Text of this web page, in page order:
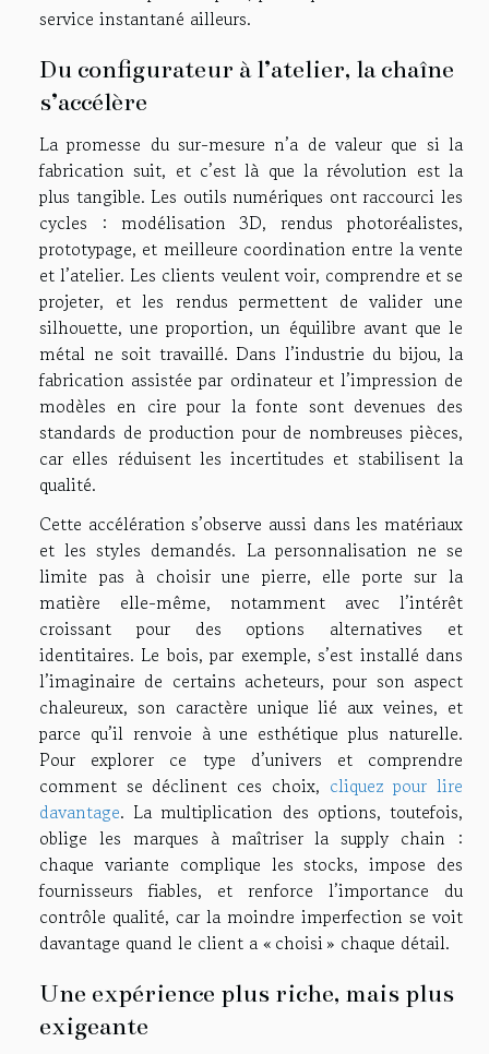
service instantané ailleurs.
Du configurateur à l’atelier, la chaîne
s’accélère
La promesse du sur-mesure n’a de valeur que si la
fabrication suit, et c’est là que la révolution est la
plus tangible. Les outils numériques ont raccourci les
cycles : modélisation 3D, rendus photoréalistes,
prototypage, et meilleure coordination entre la vente
et l’atelier. Les clients veulent voir, comprendre et se
projeter, et les rendus permettent de valider une
silhouette, une proportion, un équilibre avant que le
métal ne soit travaillé. Dans l’industrie du bijou, la
fabrication assistée par ordinateur et l’impression de
modèles en cire pour la fonte sont devenues des
standards de production pour de nombreuses pièces,
car elles réduisent les incertitudes et stabilisent la
qualité.
Cette accélération s’observe aussi dans les matériaux
et les styles demandés. La personnalisation ne se
limite pas à choisir une pierre, elle porte sur la
matière elle-même, notamment avec l’intérêt
croissant pour des options alternatives et
identitaires. Le bois, par exemple, s’est installé dans
l’imaginaire de certains acheteurs, pour son aspect
chaleureux, son caractère unique lié aux veines, et
parce qu’il renvoie à une esthétique plus naturelle.
Pour explorer ce type d’univers et comprendre
comment se déclinent ces choix, cliquez pour lire
davantage. La multiplication des options, toutefois,
oblige les marques à maîtriser la supply chain :
chaque variante complique les stocks, impose des
fournisseurs fiables, et renforce l’importance du
contrôle qualité, car la moindre imperfection se voit
davantage quand le client a « choisi » chaque détail.
Une expérience plus riche, mais plus
exigeante